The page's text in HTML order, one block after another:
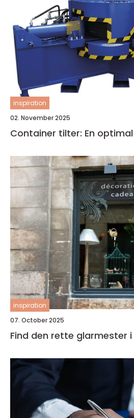
inspiration
02. November 2025
Container tilter: En
inspiration
07. October 2025
Find den rette glarmester